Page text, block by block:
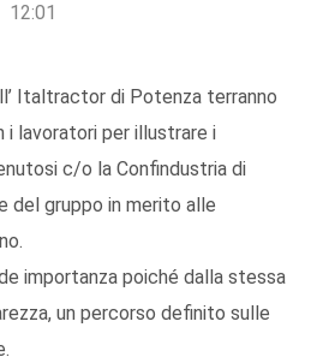
12:01
Italtractor di Potenza terranno
i lavoratori per illustrare i
c/o la Confindustria di
del gruppo in merito alle
importanza poiché dalla stessa
un percorso definito sulle